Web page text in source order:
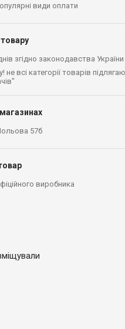
види оплати
згідно законодавства України
не всі категорії товарів
57б
виробника